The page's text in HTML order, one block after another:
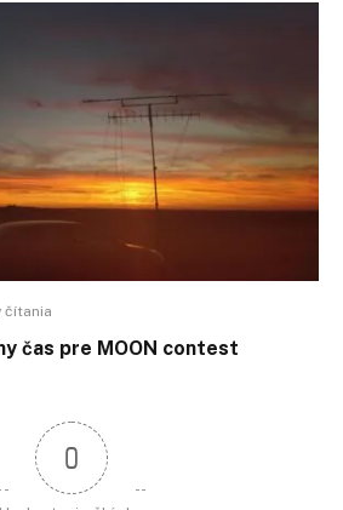
čítania
čas pre MOON contest
0